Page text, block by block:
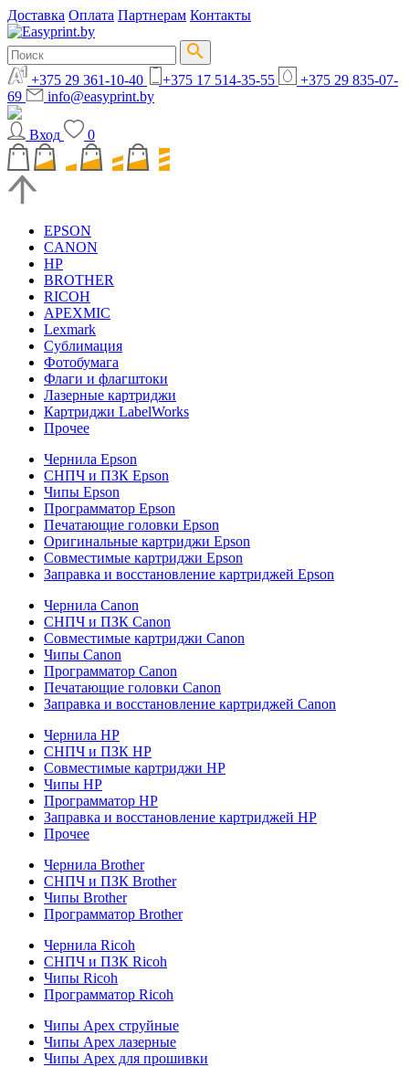
Доставка Оплата Партнерам Контакты
+375 29 361-10-40 +375 17 514-35-55
+375 29 835-07-
69
info@easyprint.by
Вход 0
EPSON
CANON
HP
BROTHER
RICOH
APEXMIC
Lexmark
Сублимация
Фотобумага
Флаги и флагштоки
Лазерные картриджи
Картриджи LabelWorks
Прочее
Чернила Epson
СНПЧ и ПЗК Epson
Чипы Epson
Программатор Epson
Печатающие головки Epson
Оригинальные картриджи Epson
Совместимые картриджи Epson
Заправка и восстановление картриджей Epson
Чернила Canon
СНПЧ и ПЗК Canon
Совместимые картриджи Canon
Чипы Canon
Программатор Canon
Печатающие головки Canon
Заправка и восстановление картриджей Canon
Чернила HP
СНПЧ и ПЗК HP
Совместимые картриджи HP
Чипы HP
Программатор HP
Заправка и восстановление картриджей HP
Прочее
Чернила Brother
СНПЧ и ПЗК Brother
Чипы Brother
Программатор Brother
Чернила Ricoh
СНПЧ и ПЗК Ricoh
Чипы Ricoh
Программатор Ricoh
Чипы Apex струйные
Чипы Apex лазерные
Чипы Apex для прошивки